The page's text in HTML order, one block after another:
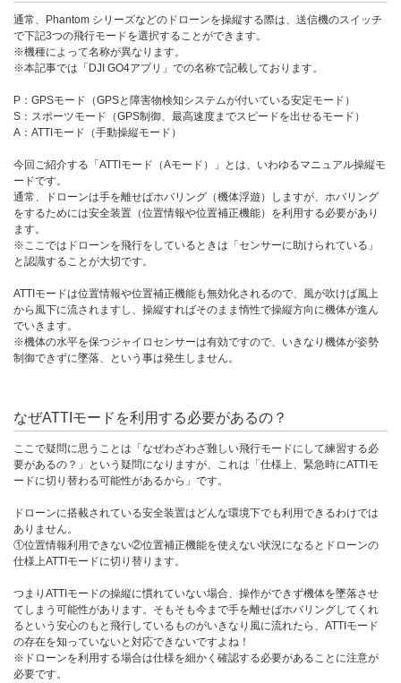
通常、Phantom シリーズなどのドローンを操縦する際は、送信機のスイッチ
で下記3つの飛行モードを選択することができます。
※機種によって名称が異なります。
※本記事では「DJI GO4アプリ」での名称で記載しております。
P：GPSモード（GPSと障害物検知システムが付いている安定モード）
S：スポーツモード（GPS制御、最高速度までスピードを出せるモード）
A：ATTIモード（手動操縦モード）
今回ご紹介する「ATTIモード（Aモード）」とは、いわゆるマニュアル操縦モ
ードです。
通常、ドローンは手を離せばホバリング（機体浮遊）しますが、ホバリング
をするためには安全装置（位置情報や位置補正機能）を利用する必要があり
ます。
※ここではドローンを飛行をしているときは「センサーに助けられている」
と認識することが大切です。
ATTIモードは位置情報や位置補正機能も無効化されるので、風が吹けば風上
から風下に流されますし、操縦すればそのまま惰性で操縦方向に機体が進ん
でいきます。
※機体の水平を保つジャイロセンサーは有効ですので、いきなり機体が姿勢
制御できずに墜落、という事は発生しません。
なぜATTIモードを利用する必要があるの？
ここで疑問に思うことは「なぜわざわざ難しい飛行モードにして練習する必
要があるの？」という疑問になりますが、これは「仕様上、緊急時にATTIモ
ードに切り替わる可能性があるから」です。
ドローンに搭載されている安全装置はどんな環境下でも利用できるわけでは
ありません。
①位置情報利用できない②位置補正機能を使えない状況になるとドローンの
仕様上ATTIモードに切り替ります。
つまりATTIモードの操縦に慣れていない場合、操作ができず機体を墜落させ
てしまう可能性があります。そもそも今まで手を離せばホバリングしてくれ
るという安心のもと飛行しているものがいきなり風に流れたら、ATTIモード
の存在を知っていないと対応できないですよね！
※ドローンを利用する場合は仕様を細かく確認する必要があることに注意が
必要です。